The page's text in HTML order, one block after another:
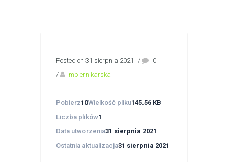
Posted on 31 sierpnia 2021 /
0
/
mpiernikarska
Pobierz10Wielkość pliku145.56 KB
Liczba plików1
Data utworzenia31 sierpnia 2021
Ostatnia aktualizacja31 sierpnia 2021